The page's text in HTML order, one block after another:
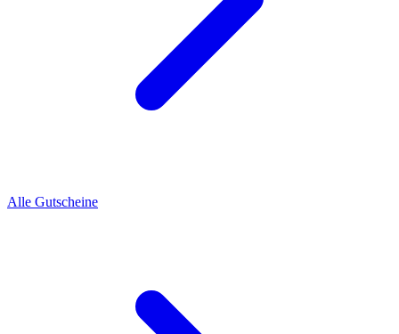
Alle Gutscheine